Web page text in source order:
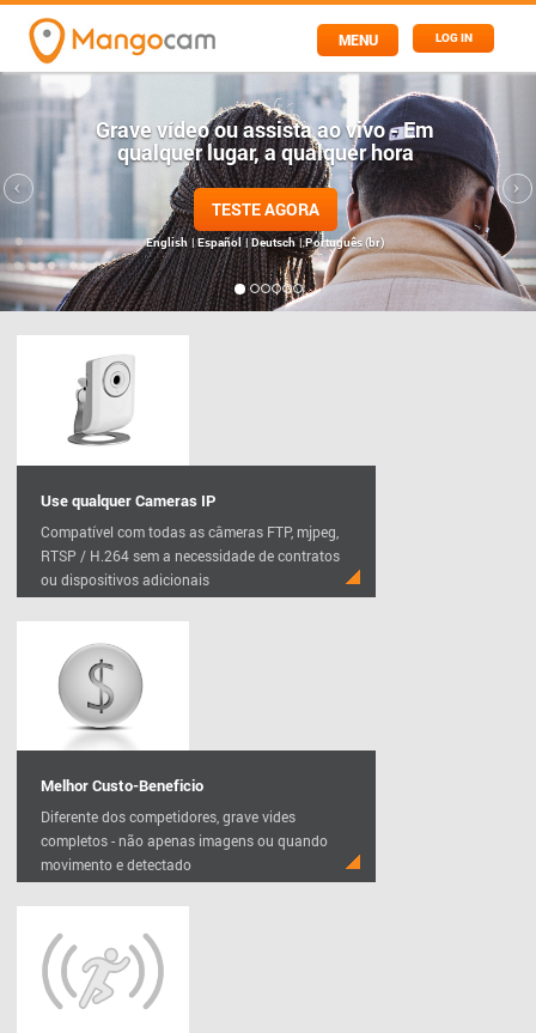
LOG IN
MENU
Grave vídeo ou assista ao vivo - Em
qualquer lugar, a qualquer hora
TESTE AGORA
English | Español | Deutsch | Português (br)
Use qualquer Cameras IP
Compatível com todas as câmeras FTP, mjpeg,
RTSP / H.264 sem a necessidade de contratos
ou dispositivos adicionais
Melhor Custo-Beneficio
Diferente dos competidores, grave vides
completos - não apenas imagens ou quando
movimento e detectado